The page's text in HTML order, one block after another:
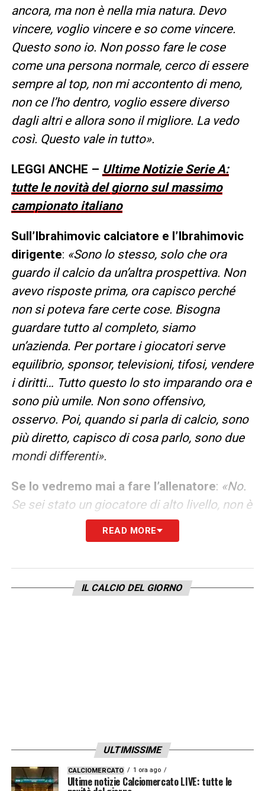
ancora, ma non è nella mia natura. Devo
vincere, voglio vincere e so come vincere.
Questo sono io. Non posso fare le cose
come una persona normale, cerco di essere
sempre al top, non mi accontento di meno,
non ce l’ho dentro, voglio essere diverso
dagli altri e allora sono il migliore. La vedo
così. Questo vale in tutto».
LEGGI ANCHE – Ultime Notizie Serie A:
tutte le novità del giorno sul massimo
campionato italiano
Sull’Ibrahimovic calciatore e l’Ibrahimovic
dirigente: «Sono lo stesso, solo che ora
guardo il calcio da un’altra prospettiva. Non
avevo risposte prima, ora capisco perché
non si poteva fare certe cose. Bisogna
guardare tutto al completo, siamo
un’azienda. Per portare i giocatori serve
equilibrio, sponsor, televisioni, tifosi, vendere
i diritti… Tutto questo lo sto imparando ora e
sono più umile. Non sono offensivo,
osservo. Poi, quando si parla di calcio, sono
più diretto, capisco di cosa parlo, sono due
mondi differenti».
Se lo vedremo mai a fare l’allenatore: «No.
Se sei stato un giocatore di alto livello, non è
la stessa cosa… Allenare è un altro mondo, ti
aiuta un po’, ma molti sbagliano. Pensano
allora saranno grandi allenatori. Io soffro
perché non posso più giocare, aiutare i miei
in un altro modo, ma è difficile perché ho
vissuto quell’adrenalina per 25 anni. Sto
migliorando, ma se un giocatore vuole
READ MORE
IL CALCIO DEL GIORNO
ULTIMISSIME
CALCIOMERCATO 1 ora ago
Ultime notizie Calciomercato LIVE: tutte le